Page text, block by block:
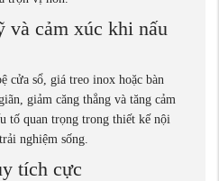
và cảm xúc khi nấu
cửa sổ, giá treo inox hoặc bàn
giảm căng thẳng và tăng cảm
tố quan trọng trong thiết kế nội
nghiệm sống.
tích cực